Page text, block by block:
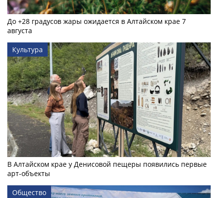
До +28 градусов жары ожидается в Алтайском крае 7
августа
Культура
В Алтайском крае у Денисовой пещеры появились первые
арт-объекты
Общество